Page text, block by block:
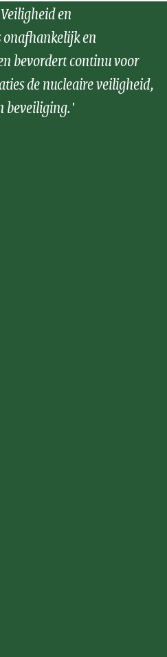
en
en
bevordert continu voor
de nucleaire veiligheid,
beveiliging.'